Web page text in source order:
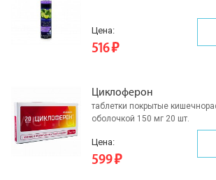
Цена:
516
Циклоферон
таблетки покрытые
оболочкой 150 мг 20 шт.
Цена:
599